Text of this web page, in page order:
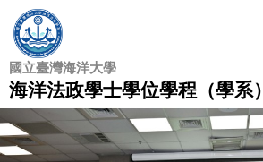
跳
到
主
要
內
容
區
國立臺灣海洋大學
海洋法政學士學位學程（學系）